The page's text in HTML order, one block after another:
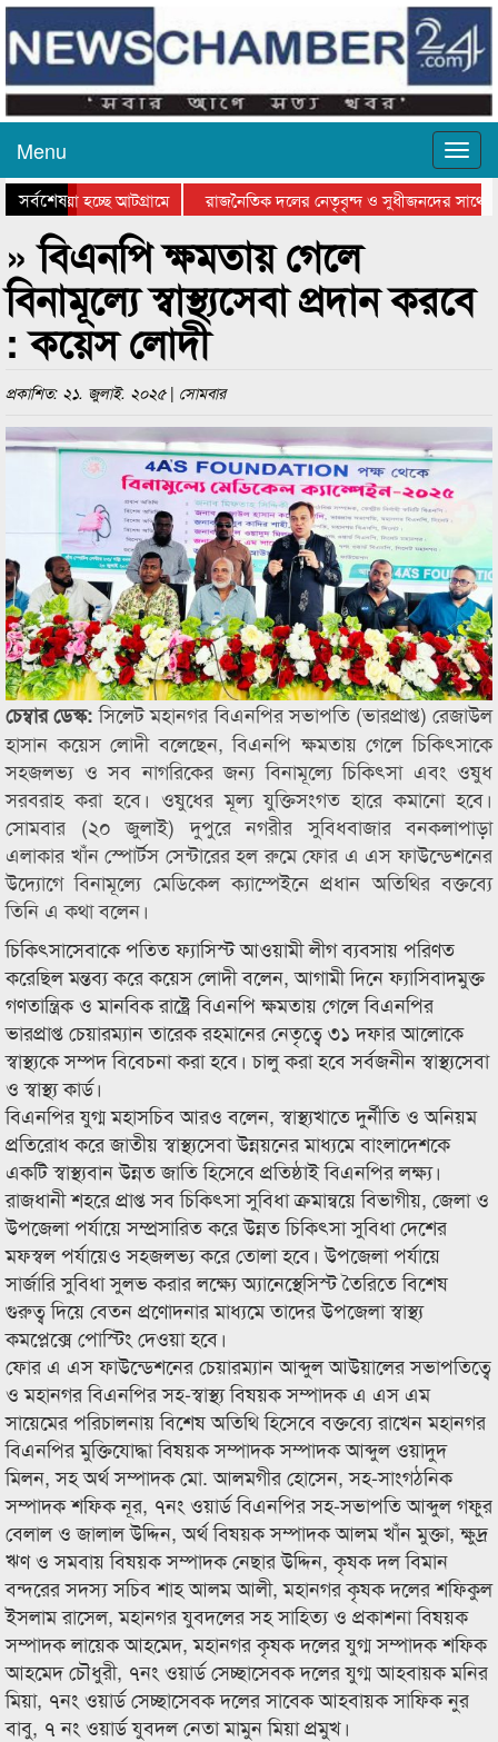
Menu
সর্বশেষ
যাওয়া হচ্ছে আটগ্রামে
রাজনৈতিক দলের নেতৃবৃন্দ ও সুধীজনদের সাথে
পুরস্কার বিতরণ সম্পন্ন
» বিএনপি ক্ষমতায় গেলে
বিনামূল্যে স্বাস্থ্যসেবা প্রদান করবে
: কয়েস লোদী
প্রকাশিত: ২১. জুলাই. ২০২৫ | সোমবার
চেম্বার ডেস্ক:সিলেট মহানগর বিএনপির সভাপতি (ভারপ্রাপ্ত) রেজাউল
হাসান কয়েস লোদী বলেছেন, বিএনপি ক্ষমতায় গেলে চিকিৎসাকে
সহজলভ্য ও সব নাগরিকের জন্য বিনামূল্যে চিকিৎসা এবং ওষুধ
সরবরাহ করা হবে। ওষুধের মূল্য যুক্তিসংগত হারে কমানো হবে।
সোমবার (২০ জুলাই) দুপুরে নগরীর সুবিধবাজার বনকলাপাড়া
এলাকার খাঁন স্পোর্টস সেন্টারের হল রুমে ফোর এ এস ফাউন্ডেশনের
উদ্যোগে বিনামূল্যে মেডিকেল ক্যাম্পেইনে প্রধান অতিথির বক্তব্যে
তিনি এ কথা বলেন।
চিকিৎসাসেবাকে পতিত ফ্যাসিস্ট আওয়ামী লীগ ব্যবসায় পরিণত
করেছিল মন্তব্য করে কয়েস লোদী বলেন, আগামী দিনে ফ্যাসিবাদমুক্ত
গণতান্ত্রিক ও মানবিক রাষ্ট্রে বিএনপি ক্ষমতায় গেলে বিএনপির
ভারপ্রাপ্ত চেয়ারম্যান তারেক রহমানের নেতৃত্বে ৩১ দফার আলোকে
স্বাস্থ্যকে সম্পদ বিবেচনা করা হবে। চালু করা হবে সর্বজনীন স্বাস্থ্যসেবা
ও স্বাস্থ্য কার্ড।
বিএনপির যুগ্ম মহাসচিব আরও বলেন, স্বাস্থ্যখাতে দুর্নীতি ও অনিয়ম
প্রতিরোধ করে জাতীয় স্বাস্থ্যসেবা উন্নয়নের মাধ্যমে বাংলাদেশকে
একটি স্বাস্থ্যবান উন্নত জাতি হিসেবে প্রতিষ্ঠাই বিএনপির লক্ষ্য।
রাজধানী শহরে প্রাপ্ত সব চিকিৎসা সুবিধা ক্রমান্বয়ে বিভাগীয়, জেলা ও
উপজেলা পর্যায়ে সম্প্রসারিত করে উন্নত চিকিৎসা সুবিধা দেশের
মফস্বল পর্যায়েও সহজলভ্য করে তোলা হবে। উপজেলা পর্যায়ে
সার্জারি সুবিধা সুলভ করার লক্ষ্যে অ্যানেস্থেসিস্ট তৈরিতে বিশেষ
গুরুত্ব দিয়ে বেতন প্রণোদনার মাধ্যমে তাদের উপজেলা স্বাস্থ্য
কমপ্লেক্সে পোস্টিং দেওয়া হবে।
ফোর এ এস ফাউন্ডেশনের চেয়ারম্যান আব্দুল আউয়ালের সভাপতিত্বে
ও মহানগর বিএনপির সহ-স্বাস্থ্য বিষয়ক সম্পাদক এ এস এম
সায়েমের পরিচালনায় বিশেষ অতিথি হিসেবে বক্তব্যে রাখেন মহানগর
বিএনপির মুক্তিযোদ্ধা বিষয়ক সম্পাদক সম্পাদক আব্দুল ওয়াদুদ
মিলন, সহ অর্থ সম্পাদক মো. আলমগীর হোসেন, সহ-সাংগঠনিক
সম্পাদক শফিক নূর, ৭নং ওয়ার্ড বিএনপির সহ-সভাপতি আব্দুল গফুর
বেলাল ও জালাল উদ্দিন, অর্থ বিষয়ক সম্পাদক আলম খাঁন মুক্তা, ক্ষুদ্র
ঋণ ও সমবায় বিষয়ক সম্পাদক নেছার উদ্দিন, কৃষক দল বিমান
বন্দরের সদস্য সচিব শাহ আলম আলী, মহানগর কৃষক দলের শফিকুল
ইসলাম রাসেল, মহানগর যুবদলের সহ সাহিত্য ও প্রকাশনা বিষয়ক
সম্পাদক লায়েক আহমেদ, মহানগর কৃষক দলের যুগ্ম সম্পাদক শফিক
আহমেদ চৌধুরী, ৭নং ওয়ার্ড সেচ্ছাসেবক দলের যুগ্ম আহবায়ক মনির
মিয়া, ৭নং ওয়ার্ড সেচ্ছাসেবক দলের সাবেক আহবায়ক সাফিক নুর
বাবু, ৭ নং ওয়ার্ড যুবদল নেতা মামুন মিয়া প্রমুখ।